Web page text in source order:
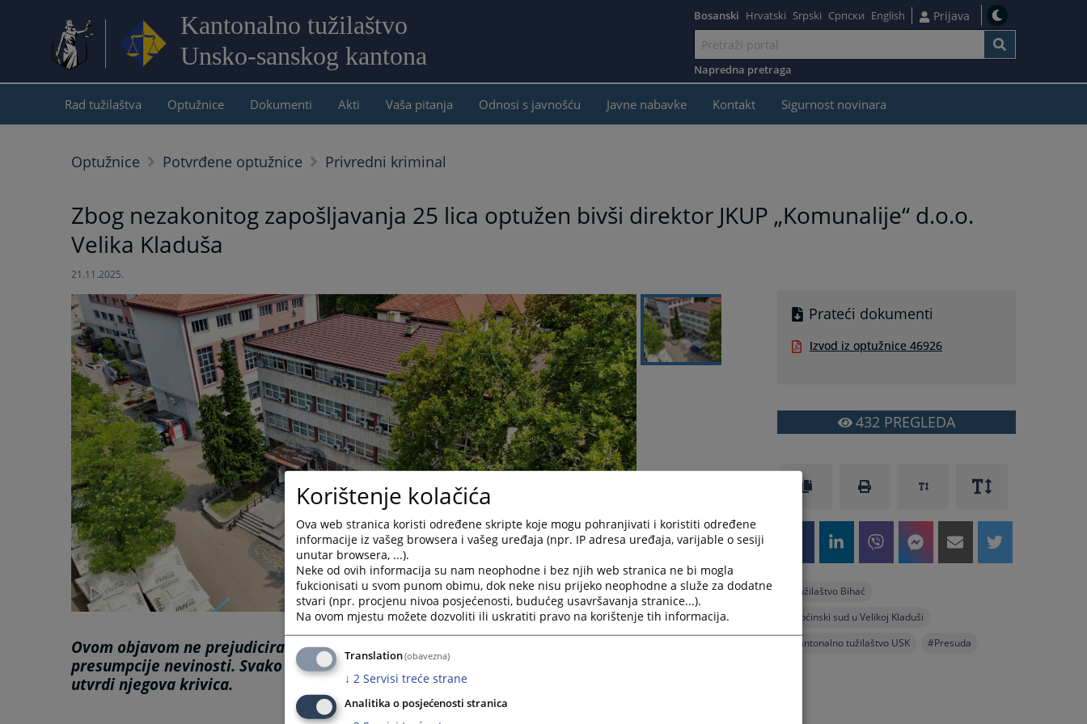
Kantonalno tužilaštvo
Unsko-sanskog kantona
sadržaj
Bosanski Hrvatski Srpski Српски English Prijava
Napredna pretraga
Rad tužilaštva Optužnice Dokumenti Akti Vaša pitanja Odnosi s javnošću Javne nabavke Kontakt Sigurnost novinara
Optužnice Potvrđene optužnice Privredni kriminal
Zbog nezakonitog zapošljavanja 25 lica optužen bivši direktor JKUP „Komunalije“ d.o.o.
Velika Kladuša
21.11.2025.
Ovom objavom ne prejudicira se ishod krivičnog postupka i ne narušava princip
presumpcije nevinosti. Svako se smatra nevinim dok se pravosnažnom presudom ne
utvrdi njegova krivica.
Prateći dokumenti
Izvod iz optužnice 46926
432PREGLEDA
Tužilaštvo Bihać
Općinski sud u Velikoj Kladuši
Kantonalno tužilaštvo USK #Presuda
Korištenje kolačića
Ova web stranica koristi određene skripte koje mogu pohranjivati i koristiti određene
informacije iz vašeg browsera i vašeg uređaja (npr. IP adresa uređaja, varijable o sesiji
unutar browsera, ...).
Neke od ovih informacija su nam neophodne i bez njih web stranica ne bi mogla
fukcionisati u svom punom obimu, dok neke nisu prijeko neophodne a služe za dodatne
stvari (npr. procjenu nivoa posjećenosti, budućeg usavršavanja stranice...).
Na ovom mjestu možete dozvoliti ili uskratiti pravo na korištenje tih informacija.
Translation(obavezna)
↓ 2 Servisi treće strane
Analitika o posjećenosti stranica